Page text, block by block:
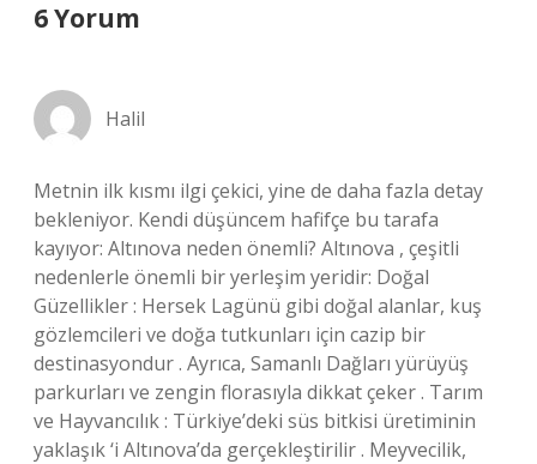
6 Yorum
Halil
Metnin ilk kısmı ilgi çekici, yine de daha fazla detay
bekleniyor. Kendi düşüncem hafifçe bu tarafa
kayıyor: Altınova neden önemli? Altınova , çeşitli
nedenlerle önemli bir yerleşim yeridir: Doğal
Güzellikler : Hersek Lagünü gibi doğal alanlar, kuş
gözlemcileri ve doğa tutkunları için cazip bir
destinasyondur . Ayrıca, Samanlı Dağları yürüyüş
parkurları ve zengin florasıyla dikkat çeker . Tarım
ve Hayvancılık : Türkiye’deki süs bitkisi üretiminin
yaklaşık ‘i Altınova’da gerçekleştirilir . Meyvecilik,